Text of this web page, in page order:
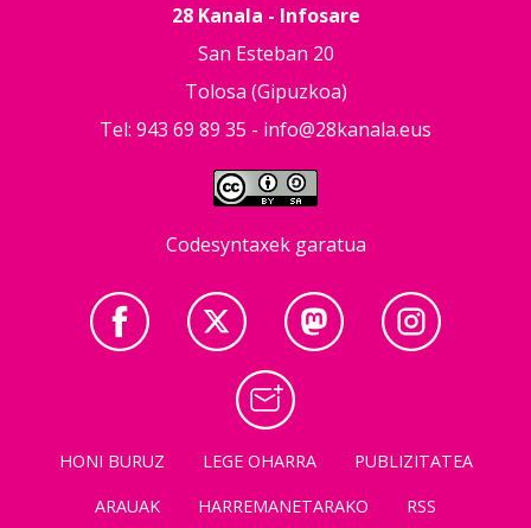
28 Kanala - Infosare
San Esteban 20
Tolosa (Gipuzkoa)
Tel: 943 69 89 35 - info@28kanala.eus
Codesyntaxek garatua
HONI BURUZ LEGE OHARRA
PUBLIZITATEA
ARAUAK
HARREMANETARAKO RSS